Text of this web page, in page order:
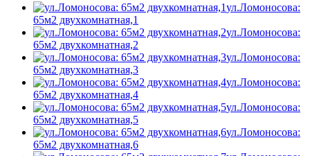
ул.Ломоносова:
65м2 двухкомнатная,1
ул.Ломоносова:
65м2 двухкомнатная,2
ул.Ломоносова:
65м2 двухкомнатная,3
ул.Ломоносова:
65м2 двухкомнатная,4
ул.Ломоносова:
65м2 двухкомнатная,5
ул.Ломоносова:
65м2 двухкомнатная,6